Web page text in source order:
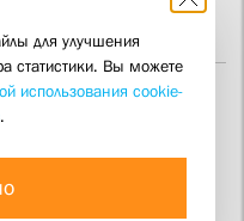
донорская
для улучшения
статистики. Вы можете
использования cookie-
.